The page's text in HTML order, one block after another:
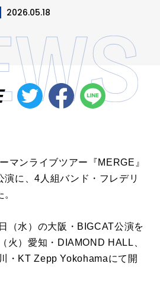
2026.05.18
マンライブツアー『MERGE』
演に、4人組バンド・フレデリ
（水）の大阪・BIGCAT公演を
火）愛知・DIAMOND HALL、
・KT Zepp Yokohamaにて開